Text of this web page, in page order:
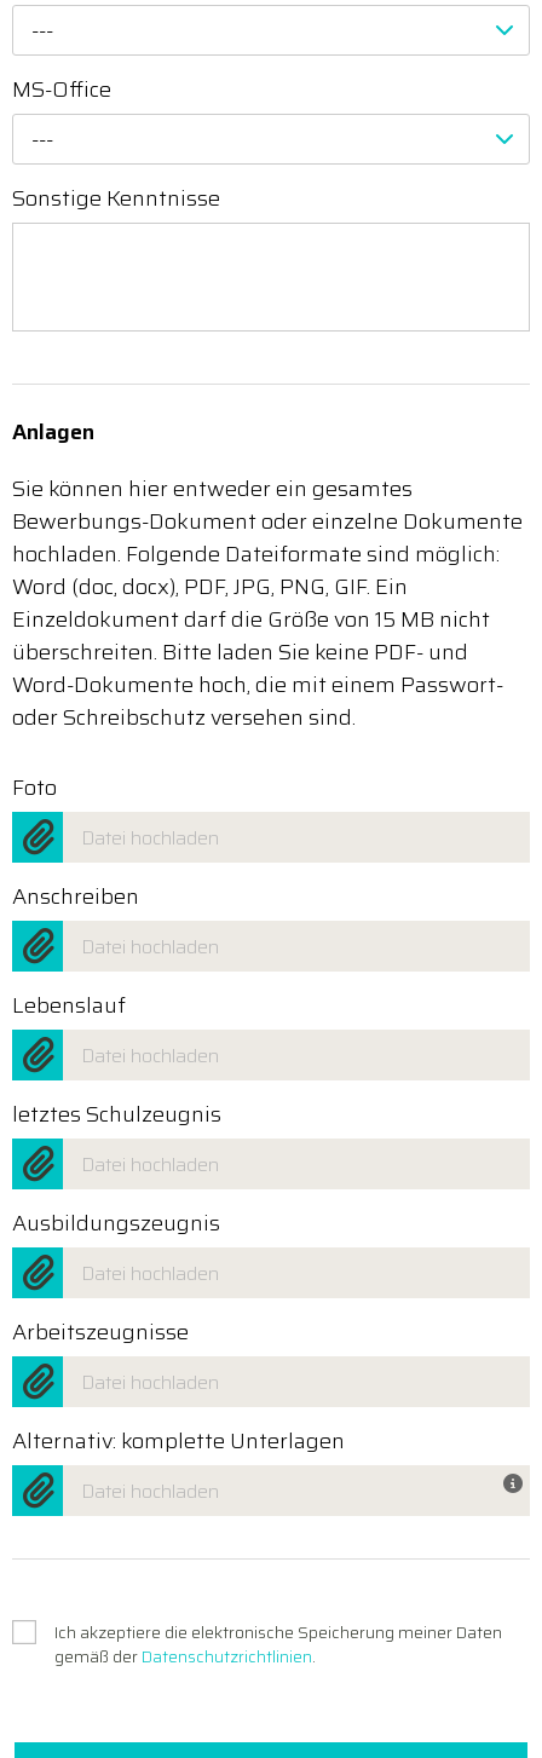
---
MS-Office
---
Sonstige Kenntnisse
Anlagen
Sie können hier entweder ein gesamtes
Bewerbungs-Dokument oder einzelne Dokumente
hochladen. Folgende Dateiformate sind möglich:
Word (doc, docx), PDF, JPG, PNG, GIF. Ein
Einzeldokument darf die Größe von 15 MB nicht
überschreiten. Bitte laden Sie keine PDF- und
Word-Dokumente hoch, die mit einem Passwort-
oder Schreibschutz versehen sind.
Foto
Datei hochladen
Anschreiben
Datei hochladen
Lebenslauf
Datei hochladen
letztes Schulzeugnis
Datei hochladen
Ausbildungszeugnis
Datei hochladen
Arbeitszeugnisse
Datei hochladen
Alternativ: komplette Unterlagen
Datei hochladen
Ich akzeptiere die elektronische Speicherung meiner Daten
gemäß derDatenschutzrichtlinien.